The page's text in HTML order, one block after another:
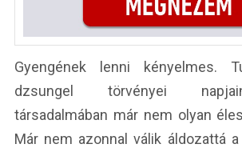
Gyengének lenni kényelmes.
dzsungel törvényei
társadalmában már nem olyan
Már nem azonnal válik áldozattá